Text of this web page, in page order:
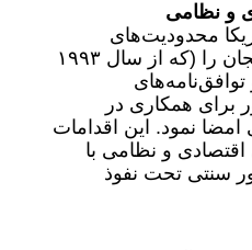
محدودیت‌های
همکاری نظامی با آذربایجان را (که از سال ۱۹۹۳
برای همکاری در
امضا نمود. این اقدامات
اقتصادی و نظامی با
سنتی تحت نفوذ